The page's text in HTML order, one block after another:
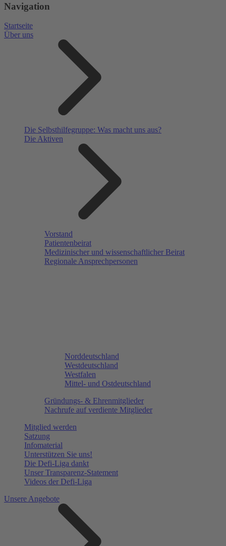
Navigation
Startseite
Über uns
Die Selbsthilfegruppe: Was macht uns aus?
Die Aktiven
Vorstand
Patientenbeirat
Medizinischer und wissenschaftlicher Beirat
Regionale Ansprechpersonen
Norddeutschland
Westdeutschland
Westfalen
Mittel- und Ostdeutschland
Gründungs- & Ehrenmitglieder
Nachrufe auf verdiente Mitglieder
Mitglied werden
Satzung
Infomaterial
Unterstützen Sie uns!
Die Defi-Liga dankt
Unser Transparenz-Statement
Videos der Defi-Liga
Unsere Angebote